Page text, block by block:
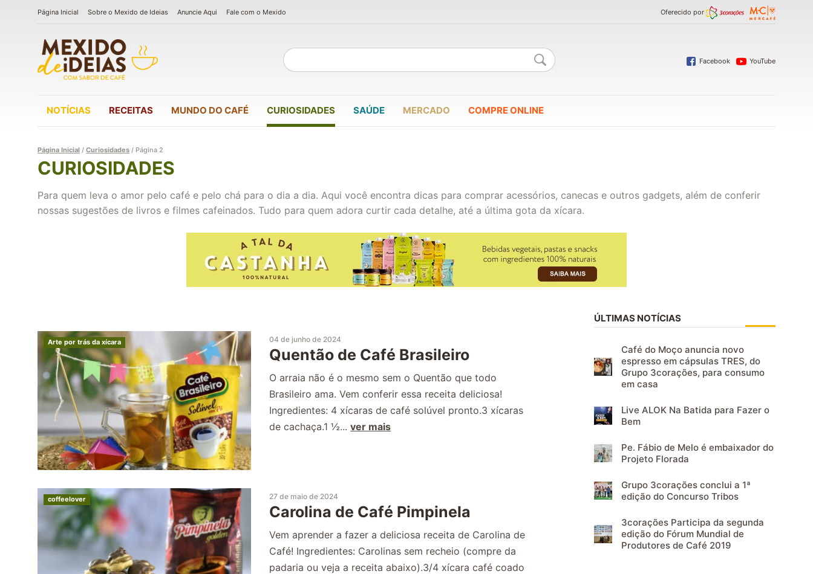
Página Inicial Sobre o Mexido de Ideias Anuncie Aqui Fale com o Mexido Oferecido por
Facebook YouTube
NOTÍCIAS RECEITAS MUNDO DO CAFÉ CURIOSIDADES SAÚDE MERCADO COMPRE ONLINE
Página Inicial / Curiosidades / Página 2
CURIOSIDADES
Para quem leva o amor pelo café e pelo chá para o dia a dia. Aqui você encontra dicas para comprar acessórios, canecas e outros gadgets, além de conferir
nossas sugestões de livros e filmes cafeinados. Tudo para quem adora curtir cada detalhe, até a última gota da xícara.
Arte por trás da xícara 04 de junho de 2024
Quentão de Café Brasileiro
O arraia não é o mesmo sem o Quentão que todo
Brasileiro ama. Vem conferir essa receita deliciosa!
Ingredientes: 4 xícaras de café solúvel pronto.3 xícaras
de cachaça.1 ½...ver mais
coffeelover 27 de maio de 2024
Carolina de Café Pimpinela
Vem aprender a fazer a deliciosa receita de Carolina de
Café! Ingredientes: Carolinas sem recheio (compre da
padaria ou veja a receita abaixo).3/4 xícara café coado
ÚLTIMAS NOTÍCIAS
Café do Moço anuncia novo
espresso em cápsulas TRES, do
Grupo 3corações, para consumo
em casa
Live ALOK Na Batida para Fazer o
Bem
Pe. Fábio de Melo é embaixador do
Projeto Florada
Grupo 3corações conclui a 1ª
edição do Concurso Tribos
3corações Participa da segunda
edição do Fórum Mundial de
Produtores de Café 2019